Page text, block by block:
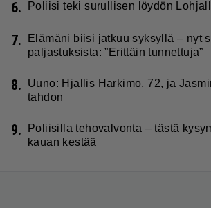
6. Poliisi teki surullisen löydön
7.
Elämäni biisi jatkuu syksyllä – nyt
paljastuksista: ”Erittäin tunnettuja”
8.
Uuno: Hjallis Harkimo, 72, ja
tahdon
9.
Poliisilla tehovalvonta – tästä
kauan kestää